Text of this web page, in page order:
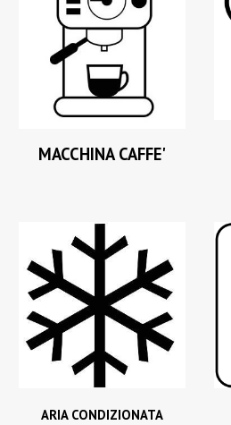
MACCHINA CAFFE'
ARIA CONDIZIONATA